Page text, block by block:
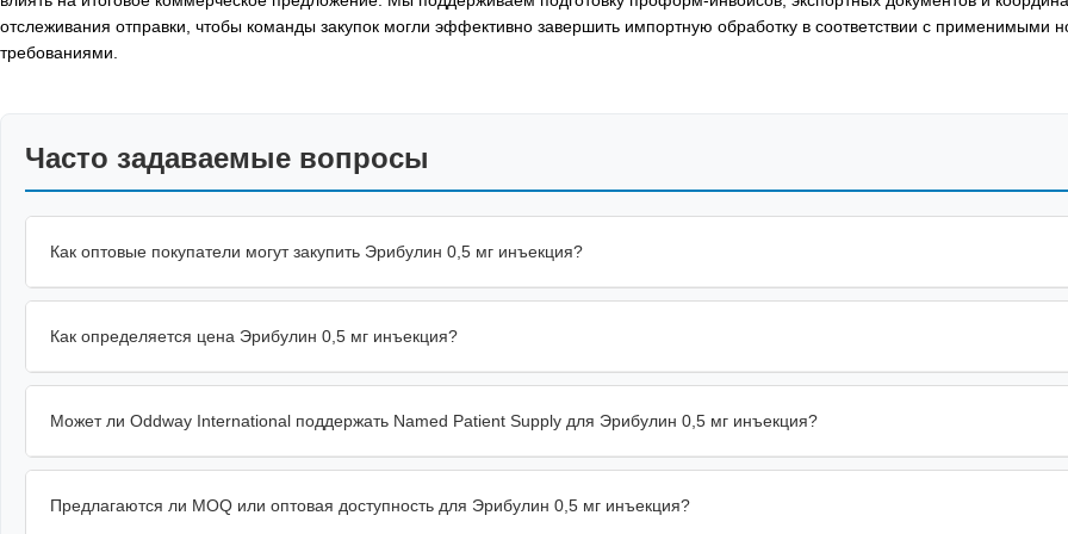
отслеживания отправки, чтобы команды закупок могли эффективно завершить импортную обработку в соответствии с применимыми
требованиями.
Часто задаваемые вопросы
Как оптовые покупатели могут закупить Эрибулин 0,5 мг инъекция?
Как определяется цена Эрибулин 0,5 мг инъекция?
Может ли Oddway International поддержать Named Patient Supply для Эрибулин 0,5 мг инъекция?
Предлагаются ли MOQ или оптовая доступность для Эрибулин 0,5 мг инъекция?